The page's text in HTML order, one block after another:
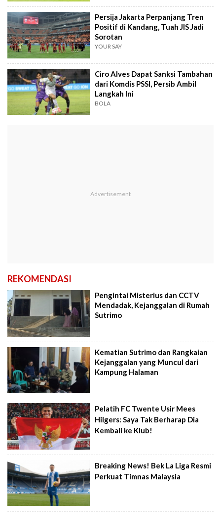
Persija Jakarta Perpanjang Tren
Positif di Kandang, Tuah JIS Jadi
Sorotan
YOUR SAY
Ciro Alves Dapat Sanksi Tambahan
dari Komdis PSSI, Persib Ambil
Langkah Ini
BOLA
REKOMENDASI
Pengintai Misterius dan CCTV
Mendadak, Kejanggalan di Rumah
Sutrimo
Kematian Sutrimo dan Rangkaian
Kejanggalan yang Muncul dari
Kampung Halaman
Pelatih FC Twente Usir Mees
Hilgers: Saya Tak Berharap Dia
Kembali ke Klub!
Breaking News! Bek La Liga Resmi
Perkuat Timnas Malaysia